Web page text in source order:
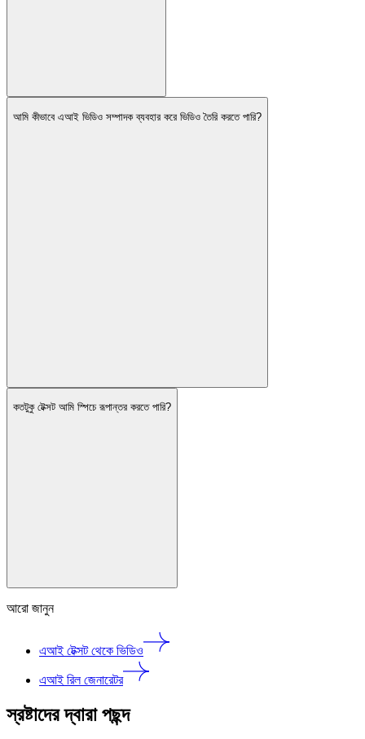
আমি কীভাবে এআই ভিডিও সম্পাদক ব্যবহার করে ভিডিও তৈরি করতে পারি?
কতটুকু টেক্সট আমি স্পিচে রূপান্তর করতে পারি?
আরো জানুন
এআই টেক্সট থেকে ভিডিও
এআই রিল জেনারেটর
স্রষ্টাদের দ্বারা পছন্দ